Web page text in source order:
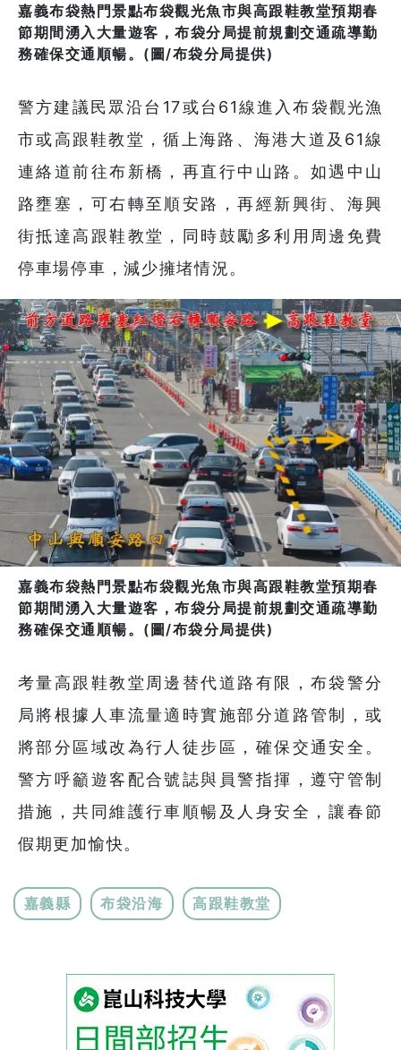
嘉義布袋熱門景點布袋觀光魚市與高跟鞋教堂預期春
節期間湧入大量遊客，布袋分局提前規劃交通疏導勤
務確保交通順暢。(圖/布袋分局提供)
警方建議民眾沿台17或台61線進入布袋觀光漁
市或高跟鞋教堂，循上海路、海港大道及61線
連絡道前往布新橋，再直行中山路。如遇中山
路壅塞，可右轉至順安路，再經新興街、海興
街抵達高跟鞋教堂，同時鼓勵多利用周邊免費
停車場停車，減少擁堵情況。
嘉義布袋熱門景點布袋觀光魚市與高跟鞋教堂預期春
節期間湧入大量遊客，布袋分局提前規劃交通疏導勤
務確保交通順暢。(圖/布袋分局提供)
考量高跟鞋教堂周邊替代道路有限，布袋警分
局將根據人車流量適時實施部分道路管制，或
將部分區域改為行人徒步區，確保交通安全。
警方呼籲遊客配合號誌與員警指揮，遵守管制
措施，共同維護行車順暢及人身安全，讓春節
假期更加愉快。
嘉義縣 布袋沿海 高跟鞋教堂